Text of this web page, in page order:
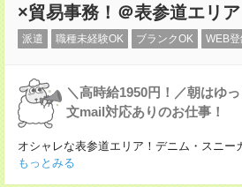
×貿易事務！＠表参道エリア
派遣 職種未経験OK ブランクOK WEB
＼高時給1950円！／朝はゆ
文mail対応ありのお仕事！
オシャレな表参道エリア！デニム・スニー
もっとみる